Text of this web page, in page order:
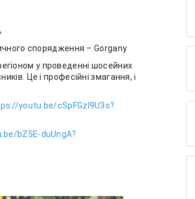
спорядження – Gorgany
у проведенні шосейних
Це і професійні змагання, і
youtu.be/cSpFGzI9U3s?
bZ5E-duUngA?